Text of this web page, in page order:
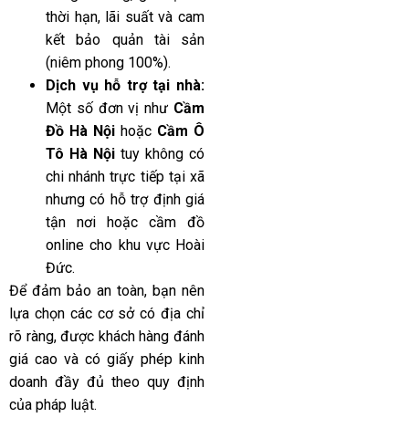
thời hạn, lãi suất và cam
kết bảo quản tài sản
(niêm phong 100%).
Dịch vụ hỗ trợ tại nhà:
Một số đơn vị như Cầm
Đồ Hà Nội hoặc Cầm Ô
Tô Hà Nội tuy không có
chi nhánh trực tiếp tại xã
nhưng có hỗ trợ định giá
tận nơi hoặc cầm đồ
online cho khu vực Hoài
Đức.
Để đảm bảo an toàn, bạn nên
lựa chọn các cơ sở có địa chỉ
rõ ràng, được khách hàng đánh
giá cao và có giấy phép kinh
doanh đầy đủ theo quy định
của pháp luật.